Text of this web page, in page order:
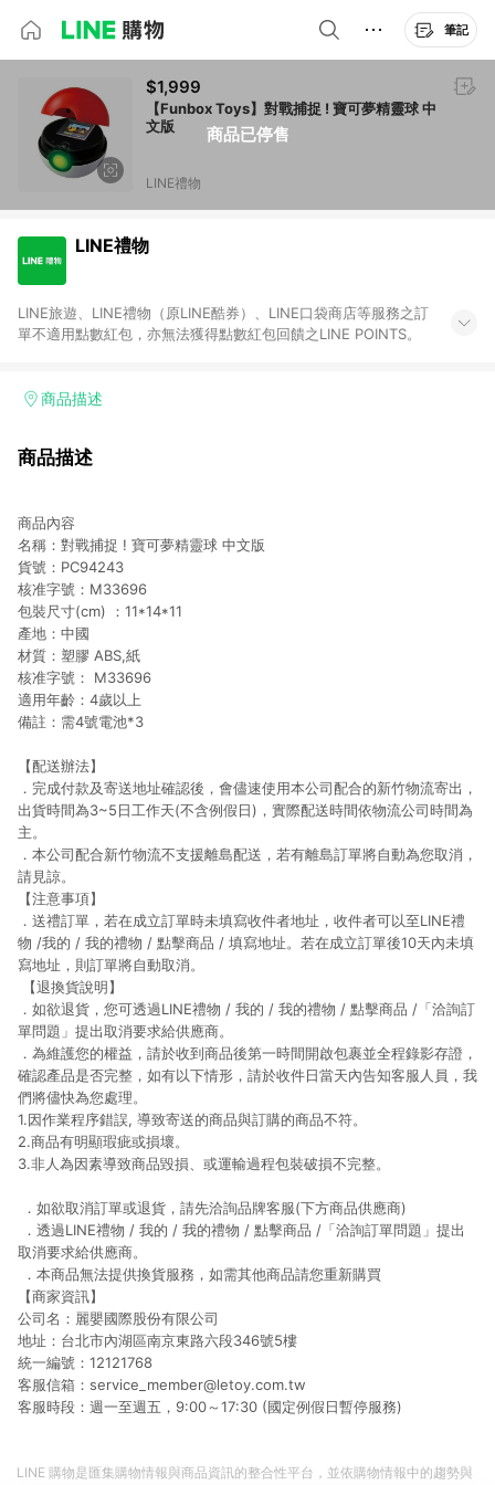
筆記
商品已停售
$1,999
【Funbox Toys】對戰捕捉 ! 寶可夢精靈球 中
文版
LINE禮物
LINE禮物
LINE旅遊、LINE禮物（原LINE酷券）、LINE口袋商店等服務之訂
單不適用點數紅包，亦無法獲得點數紅包回饋之LINE POINTS。
商品描述
商品描述
商品內容
名稱：對戰捕捉 ! 寶可夢精靈球 中文版
貨號：PC94243
核准字號：M33696
包裝尺寸(cm) ：11*14*11
產地：中國
材質：塑膠 ABS,紙
核准字號： M33696
適用年齡：4歲以上
備註：需4號電池*3
【配送辦法】
．完成付款及寄送地址確認後，會儘速使用本公司配合的新竹物流寄出，
出貨時間為3~5日工作天(不含例假日)，實際配送時間依物流公司時間為
主。
．本公司配合新竹物流不支援離島配送，若有離島訂單將自動為您取消，
請見諒。
【注意事項】
．送禮訂單，若在成立訂單時未填寫收件者地址，收件者可以至LINE禮
物 /我的 / 我的禮物 / 點擊商品 / 填寫地址。若在成立訂單後10天內未填
寫地址，則訂單將自動取消。
【退換貨說明】
．如欲退貨，您可透過LINE禮物 / 我的 / 我的禮物 / 點擊商品 /「洽詢訂
單問題」提出取消要求給供應商。
．為維護您的權益，請於收到商品後第一時間開啟包裹並全程錄影存證，
確認產品是否完整，如有以下情形，請於收件日當天內告知客服人員，我
們將儘快為您處理。
1.因作業程序錯誤, 導致寄送的商品與訂購的商品不符。
2.商品有明顯瑕疵或損壞。
3.非人為因素導致商品毀損、或運輸過程包裝破損不完整。
．如欲取消訂單或退貨，請先洽詢品牌客服(下方商品供應商)
．透過LINE禮物 / 我的 / 我的禮物 / 點擊商品 /「洽詢訂單問題」提出
取消要求給供應商。
．本商品無法提供換貨服務，如需其他商品請您重新購買
【商家資訊】
公司名：麗嬰國際股份有限公司
地址：台北市內湖區南京東路六段346號5樓
統一編號：12121768
客服信箱：service_member@letoy.com.tw
客服時段：週一至週五，9:00～17:30 (國定例假日暫停服務)
LINE 購物是匯集購物情報與商品資訊的整合性平台，並依購物情報中的趨勢與